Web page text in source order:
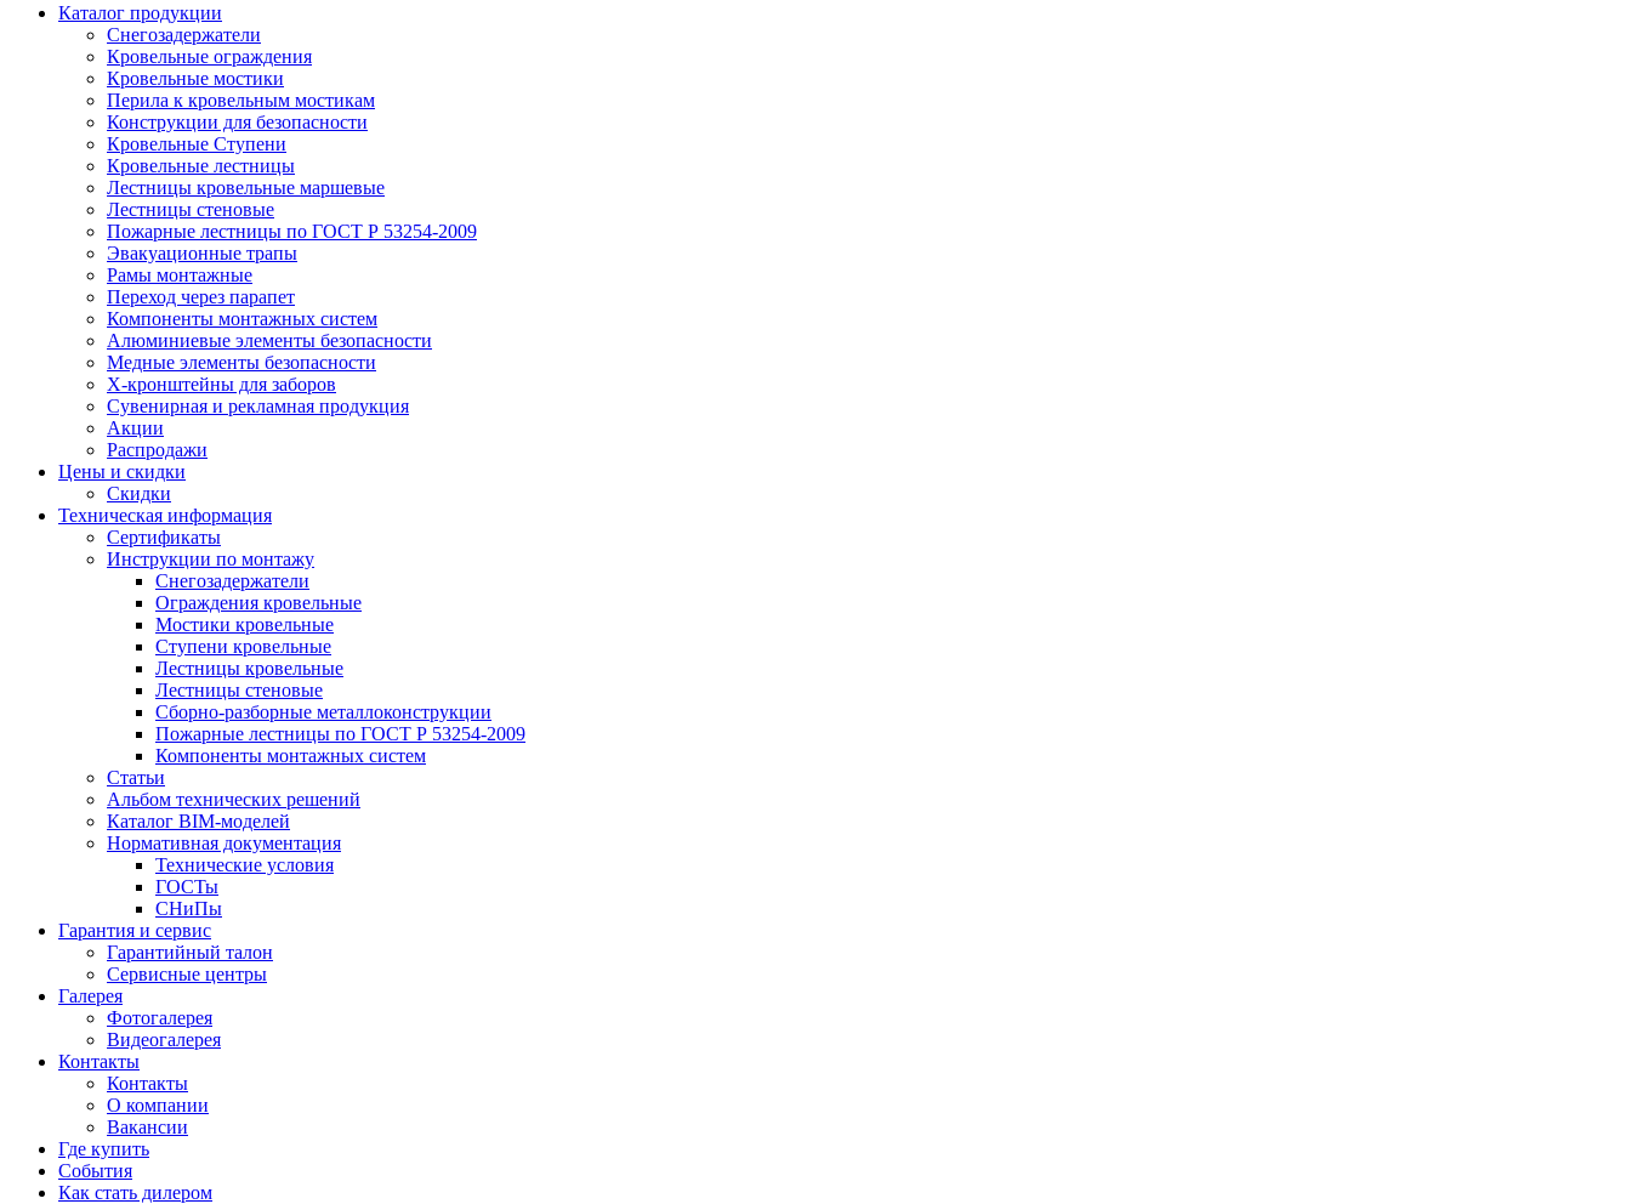
Каталог продукции
Снегозадержатели
Кровельные ограждения
Кровельные мостики
Перила к кровельным мостикам
Конструкции для безопасности
Кровельные Ступени
Кровельные лестницы
Лестницы кровельные маршевые
Лестницы стеновые
Пожарные лестницы по ГОСТ Р 53254-2009
Эвакуационные трапы
Рамы монтажные
Переход через парапет
Компоненты монтажных систем
Алюминиевые элементы безопасности
Медные элементы безопасности
X-кронштейны для заборов
Сувенирная и рекламная продукция
Акции
Распродажи
Цены и скидки
Скидки
Техническая информация
Сертификаты
Инструкции по монтажу
Снегозадержатели
Ограждения кровельные
Мостики кровельные
Ступени кровельные
Лестницы кровельные
Лестницы стеновые
Сборно-разборные металлоконструкции
Пожарные лестницы по ГОСТ Р 53254-2009
Компоненты монтажных систем
Статьи
Альбом технических решений
Каталог BIM-моделей
Нормативная документация
Технические условия
ГОСТы
СНиПы
Гарантия и сервис
Гарантийный талон
Сервисные центры
Галерея
Фотогалерея
Видеогалерея
Контакты
Контакты
О компании
Вакансии
Где купить
События
Как стать дилером